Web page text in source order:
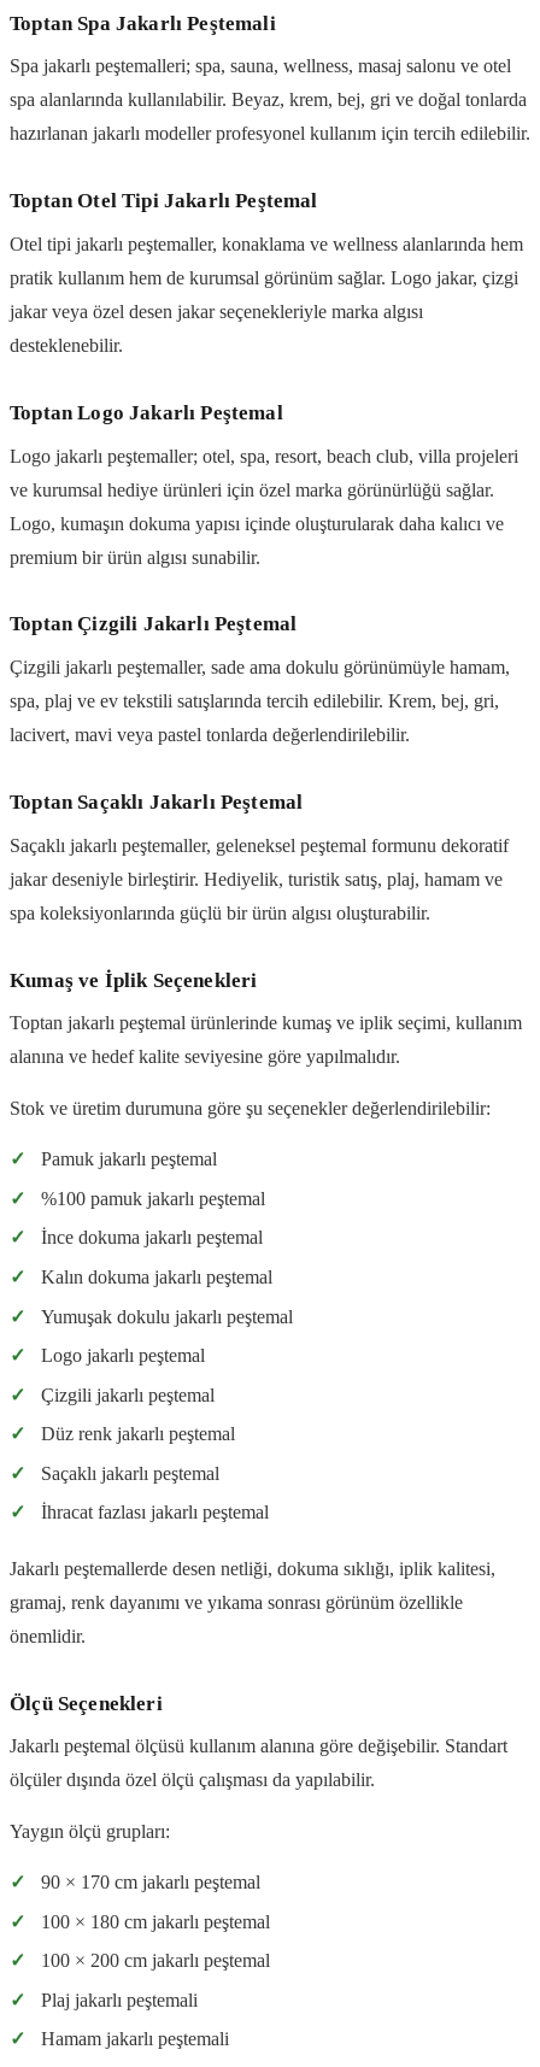
Toptan Spa Jakarlı Peştemali
Spa jakarlı peştemalleri; spa, sauna, wellness, masaj salonu ve otel
spa alanlarında kullanılabilir. Beyaz, krem, bej, gri ve doğal tonlarda
hazırlanan jakarlı modeller profesyonel kullanım için tercih edilebilir.
Toptan Otel Tipi Jakarlı Peştemal
Otel tipi jakarlı peştemaller, konaklama ve wellness alanlarında hem
pratik kullanım hem de kurumsal görünüm sağlar. Logo jakar, çizgi
jakar veya özel desen jakar seçenekleriyle marka algısı
desteklenebilir.
Toptan Logo Jakarlı Peştemal
Logo jakarlı peştemaller; otel, spa, resort, beach club, villa projeleri
ve kurumsal hediye ürünleri için özel marka görünürlüğü sağlar.
Logo, kumaşın dokuma yapısı içinde oluşturularak daha kalıcı ve
premium bir ürün algısı sunabilir.
Toptan Çizgili Jakarlı Peştemal
Çizgili jakarlı peştemaller, sade ama dokulu görünümüyle hamam,
spa, plaj ve ev tekstili satışlarında tercih edilebilir. Krem, bej, gri,
lacivert, mavi veya pastel tonlarda değerlendirilebilir.
Toptan Saçaklı Jakarlı Peştemal
Saçaklı jakarlı peştemaller, geleneksel peştemal formunu dekoratif
jakar deseniyle birleştirir. Hediyelik, turistik satış, plaj, hamam ve
spa koleksiyonlarında güçlü bir ürün algısı oluşturabilir.
Kumaş ve İplik Seçenekleri
Toptan jakarlı peştemal ürünlerinde kumaş ve iplik seçimi, kullanım
alanına ve hedef kalite seviyesine göre yapılmalıdır.
Stok ve üretim durumuna göre şu seçenekler değerlendirilebilir:
✓
Pamuk jakarlı peştemal
✓
%100 pamuk jakarlı peştemal
✓
İnce dokuma jakarlı peştemal
✓
Kalın dokuma jakarlı peştemal
✓
Yumuşak dokulu jakarlı peştemal
✓
Logo jakarlı peştemal
✓
Çizgili jakarlı peştemal
✓
Düz renk jakarlı peştemal
✓
Saçaklı jakarlı peştemal
✓
İhracat fazlası jakarlı peştemal
Jakarlı peştemallerde desen netliği, dokuma sıklığı, iplik kalitesi,
gramaj, renk dayanımı ve yıkama sonrası görünüm özellikle
önemlidir.
Ölçü Seçenekleri
Jakarlı peştemal ölçüsü kullanım alanına göre değişebilir. Standart
ölçüler dışında özel ölçü çalışması da yapılabilir.
Yaygın ölçü grupları:
✓
90 × 170 cm jakarlı peştemal
✓
100 × 180 cm jakarlı peştemal
✓
100 × 200 cm jakarlı peştemal
✓
Plaj jakarlı peştemali
✓
Hamam jakarlı peştemali